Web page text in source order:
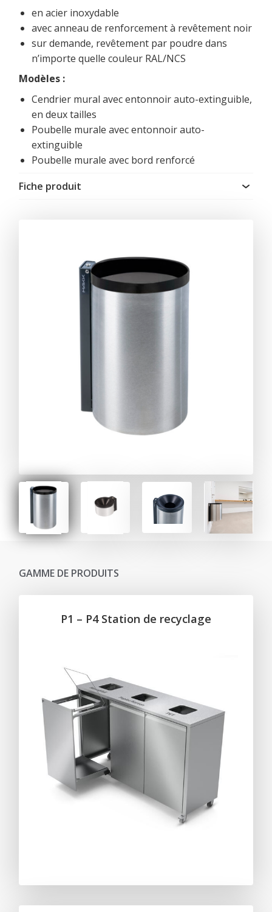
en acier inoxydable
avec anneau de renforcement à revêtement noir
sur demande, revêtement par poudre dans
n’importe quelle couleur RAL/NCS
Modèles :
Cendrier mural avec entonnoir auto-extinguible,
en deux tailles
Poubelle murale avec entonnoir auto-
extinguible
Poubelle murale avec bord renforcé
Fiche produit
GAMME DE PRODUITS
P1 – P4 Station de recyclage